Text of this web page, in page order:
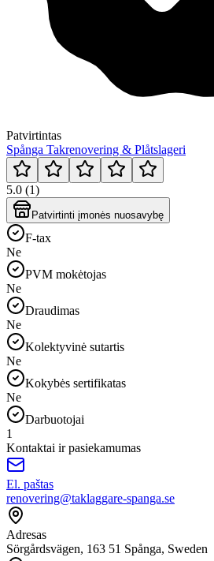
Patvirtintas
Spånga Takrenovering & Plåtslageri
5.0 (1)
Patvirtinti įmonės nuosavybę
F-tax
Ne
PVM mokėtojas
Ne
Draudimas
Ne
Kolektyvinė sutartis
Ne
Kokybės sertifikatas
Ne
Darbuotojai
1
Kontaktai ir pasiekamumas
El. paštas
renovering@taklaggare-spanga.se
Adresas
Sörgårdsvägen, 163 51 Spånga, Sweden